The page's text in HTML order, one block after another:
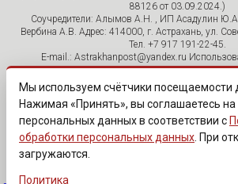
88126 от 03.09.2024.)
Соучредители: Алымов А.Н. , ИП Асадулин
Вербина А.В. Адрес: 414000, г. Астрахань, ул.
Тел. +7 917 191-22-45.
E-mail.: Astrakhanpost@yandex.ru
размещенных на страницах сетевого
допускается исключительно с указанием
активной гиперссылки на портал
читателей сайта размещаются без
Редакция оставляет за собой право
отредактировать, если указанные сообщения
«САЙТ ПРЕДНАЗНАЧЕН ДЛЯ
Мы используем счётчики посещаемости
Нажимая «Принять», вы соглашаетесь на
персональных данных в соответствии с
обработки персональных данных . При
загружаются.
Политика